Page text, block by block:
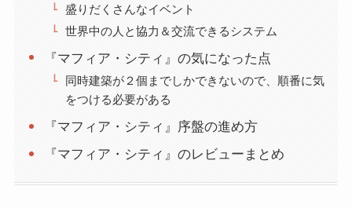
盛りだくさんなイベント
世界中の人と協力＆交流できるシステム
『マフィア・シティ』の気になった点
同時建築が２個までしかできないので、順番に気
をつける必要がある
『マフィア・シティ』序盤の進め方
『マフィア・シティ』のレビューまとめ